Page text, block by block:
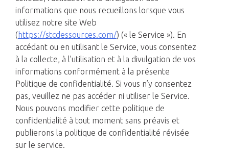
informations que nous recueillons lorsque vous
utilisez notre site Web
(https://stcdessources.com/) (« le Service »). En
accédant ou en utilisant le Service, vous consentez
à la collecte, à l’utilisation et à la divulgation de vos
informations conformément à la présente
Politique de confidentialité. Si vous n’y consentez
pas, veuillez ne pas accéder ni utiliser le Service.
Nous pouvons modifier cette politique de
confidentialité à tout moment sans préavis et
publierons la politique de confidentialité révisée
sur le service.